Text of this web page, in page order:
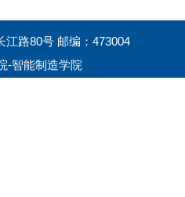
江路80号 邮编：473004
-智能制造学院